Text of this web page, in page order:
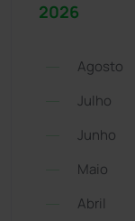
2026
Agosto
Julho
Junho
Maio
Abril